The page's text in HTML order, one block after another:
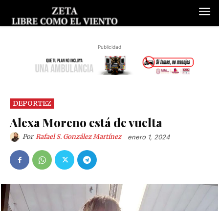
Publicidad
DEPORTEZ
Alexa Moreno está de vuelta
Por Rafael S. González Martínez enero 1, 2024